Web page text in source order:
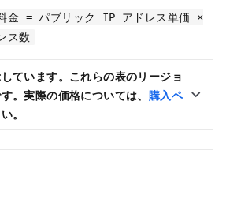
金 = パブリック IP アドレス単価 ×
ス数
ています。これらの表のリージョ
。実際の価格については、 購入ペ
。